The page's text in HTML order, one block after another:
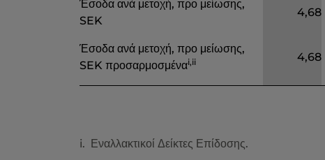
Έσοδα ανά μετοχή, προ μείωσης,
SEK
4,68
Έσοδα ανά μετοχή, προ μείωσης,
SEK προσαρμοσμέναi,ii 4,68
i. Εναλλακτικοί Δείκτες Επίδοσης.